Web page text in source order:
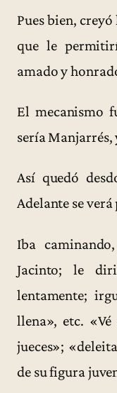
Pues bien,
que le
amado y
El mecanismo
sería Manjarrés,
Así quedó
Adelante se
Iba
Jacinto; le
lentamente;
llena», etc.
jueces»;
de su figura